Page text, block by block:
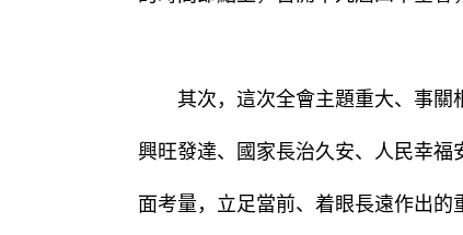
其次，這次全會主題重大、事關根
興旺發達、國家長治久安、人民幸
面考量，立足當前、着眼長遠作出的